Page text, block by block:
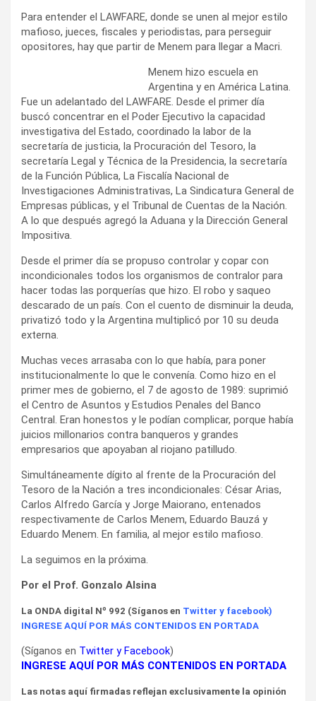
Para entender el LAWFARE, donde se unen al mejor estilo
mafioso, jueces, fiscales y periodistas, para perseguir
opositores, hay que partir de Menem para llegar a Macri.
Menem hizo escuela en
Argentina y en América Latina.
Fue un adelantado del LAWFARE. Desde el primer día
buscó concentrar en el Poder Ejecutivo la capacidad
investigativa del Estado, coordinado la labor de la
secretaría de justicia, la Procuración del Tesoro, la
secretaría Legal y Técnica de la Presidencia, la secretaría
de la Función Pública, La Fiscalía Nacional de
Investigaciones Administrativas, La Sindicatura General de
Empresas públicas, y el Tribunal de Cuentas de la Nación.
A lo que después agregó la Aduana y la Dirección General
Impositiva.
Desde el primer día se propuso controlar y copar con
incondicionales todos los organismos de contralor para
hacer todas las porquerías que hizo. El robo y saqueo
descarado de un país. Con el cuento de disminuir la deuda,
privatizó todo y la Argentina multiplicó por 10 su deuda
externa.
Muchas veces arrasaba con lo que había, para poner
institucionalmente lo que le convenía. Como hizo en el
primer mes de gobierno, el 7 de agosto de 1989: suprimió
el Centro de Asuntos y Estudios Penales del Banco
Central. Eran honestos y le podían complicar, porque había
juicios millonarios contra banqueros y grandes
empresarios que apoyaban al riojano patilludo.
Simultáneamente dígito al frente de la Procuración del
Tesoro de la Nación a tres incondicionales: César Arias,
Carlos Alfredo García y Jorge Maiorano, entenados
respectivamente de Carlos Menem, Eduardo Bauzá y
Eduardo Menem. En familia, al mejor estilo mafioso.
La seguimos en la próxima.
Por el Prof. Gonzalo Alsina
La ONDA digital Nº 992 (Síganos en Twitter y facebook)
INGRESE AQUÍ POR MÁS CONTENIDOS EN PORTADA
(Síganos en Twitter yFacebook)
INGRESE AQUÍ POR MÁS CONTENIDOS EN PORTADA
Las notas aquí firmadas reflejan exclusivamente la opinión